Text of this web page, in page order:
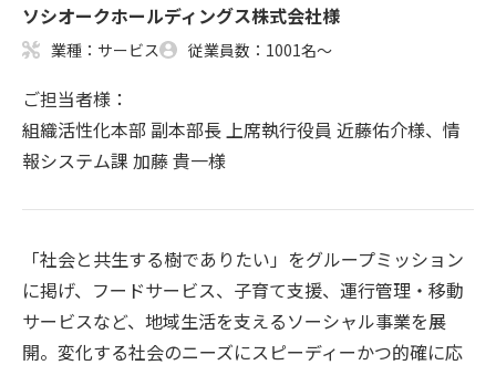
ソシオークホールディングス株式会社様
業種：サービス 従業員数：1001名～
ご担当者様：
組織活性化本部 副本部長 上席執行役員 近藤佑介様、情
報システム課 加藤 貴一様
「社会と共生する樹でありたい」をグループミッション
に掲げ、フードサービス、子育て支援、運行管理・移動
サービスなど、地域生活を支えるソーシャル事業を展
開。変化する社会のニーズにスピーディーかつ的確に応